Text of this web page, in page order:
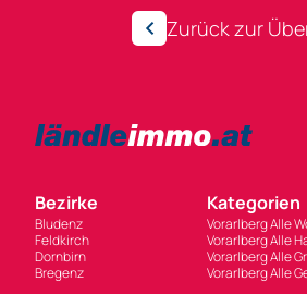
Zurück zur
Bezirke
Bludenz
Feldkirch
Dornbirn
Bregenz
Kategorien
Vorarlberg Alle
Vorarlberg Alle
Vorarlberg Alle
Vorarlberg Alle